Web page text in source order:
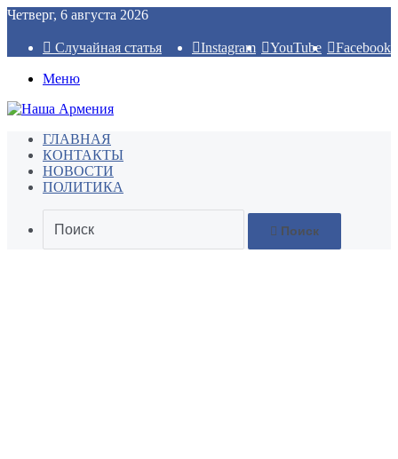
Четверг, 6 августа 2026
Facebook
YouTube
Instagram
Случайная статья
Меню
ГЛАВНАЯ
КОНТАКТЫ
НОВОСТИ
ПОЛИТИКА
Поиск